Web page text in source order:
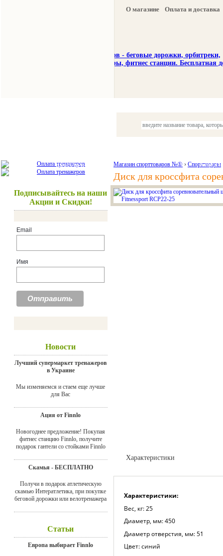
О магазине Оплата и доставка
Красота и здоровье Акции и
Подписывайтесь на наши
Акции и Скидки!
Email
Имя
Новости
Лучший супермаркет тренажеров
в Украине
Мы изменяемся и стаем еще лучше
для Вас
Ация от Finnlo
Новогоднее предложение! Покупая
фитнес станцию Finnlo, получите
подарок гантели со стойками Finnlo
Скамья - БЕСПЛАТНО
Получи в подарок атлетическую
скамью Интератлетика, при покупке
беговой дорожки или велотренажера
Статьи
Европа выбирает Finnlo
Магазин спорттоваров №① › Спорттовары
Диск для кроссфита
Характеристики
Характеристики:
Вес, кг: 25
Диаметр, мм: 450
Диаметр отверстия, мм: 51
Цвет: синий